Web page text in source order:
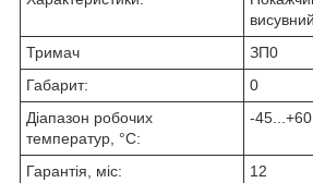
Тримач
ЗП0
Габарит:
0
Діапазон робочих
температур, °С:
-45...+60
Гарантія, міс: 12